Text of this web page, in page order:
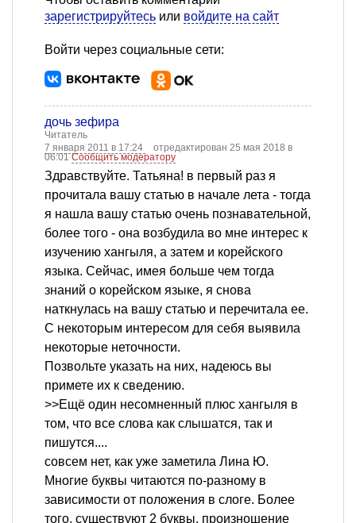
зарегистрируйтесь или войдите на сайт
Войти через социальные сети:
дочь зефира
Читатель
7 января 2011 в 17:24
отредактирован 25 мая 2018 в
06:01Сообщить модератору
Здравствуйте. Татьяна! в первый раз я
прочитала вашу статью в начале лета - тогда
я нашла вашу статью очень познавательной,
более того - она возбудила во мне интерес к
изучению хангыля, а затем и корейского
языка. Сейчас, имея больше чем тогда
знаний о корейском языке, я снова
наткнулась на вашу статью и перечитала ее.
С некоторым интересом для себя выявила
некоторые неточности.
Позвольте указать на них, надеюсь вы
примете их к сведению.
>>Ещё один несомненный плюс хангыля в
том, что все слова как слышатся, так и
пишутся....
совсем нет, как уже заметила Лина Ю.
Многие буквы читаются по-разному в
зависимости от положения в слоге. Более
того, существуют 2 буквы, произношение